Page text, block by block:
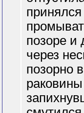
позоре и
через
позорно